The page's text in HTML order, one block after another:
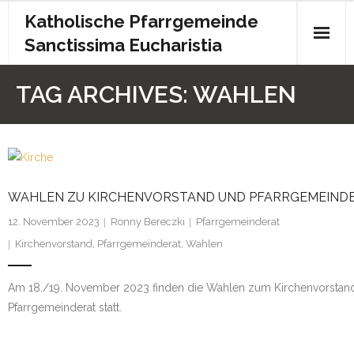
Katholische Pfarrgemeinde
Sanctissima Eucharistia
Kontakt
Pfarrbrief
Archiv
Chronik
TAG ARCHIVES: WAHLEN
WAHLEN ZU KIRCHENVORSTAND UND
12. November 2023 Ronny Bereczki
Pfarrgemeinderat
Kirchenvorstand, Pfarrgemeinderat, Wahlen
Am 18./19. November 2023 finden die Wahlen zum
Pfarrgemeinderat statt.